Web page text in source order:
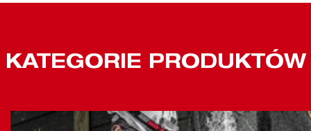
KATEGORIE PRODUKTÓW